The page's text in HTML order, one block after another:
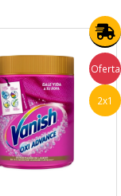
Oferta
2x1